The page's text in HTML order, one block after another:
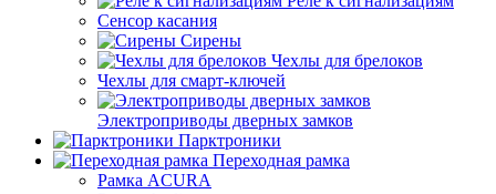
Сенсор касания
Сирены
Чехлы для брелоков
Чехлы для смарт-ключей
Электроприводы дверных замков
Парктроники
Переходная рамка
Рамка ACURA